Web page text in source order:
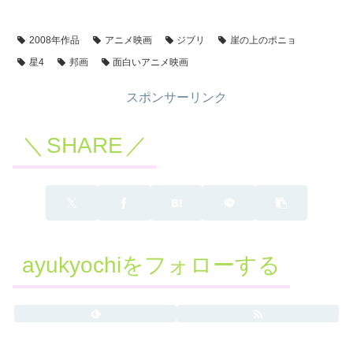
2008年作品 アニメ映画 ジブリ
崖の上のポニョ
星4
邦画 面白いアニメ映画
スポンサーリンク
SHARE
ayukyochiをフォローする